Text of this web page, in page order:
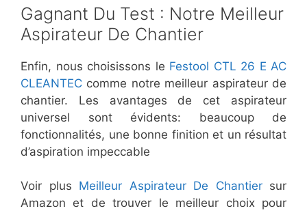
​Gagnant Du Test : Notre Meilleur
Aspirateur De Chantier
Enfin, nous choisissons le Festool CTL 26 E AC
CLEANTEC comme notre meilleur aspirateur de
chantier. Les avantages de cet aspirateur
universel sont évidents: beaucoup de
fonctionnalités, une bonne finition et un résultat
d’aspiration impeccable
Voir plus Meilleur Aspirateur De Chantiersur
Amazon et de trouver le meilleur choix pour